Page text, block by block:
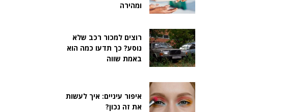
ומהירה
רוצים למכור רכב שלא
נוסע? כך תדעו כמה הוא
באמת שווה
איפור עיניים: איך לעשות
את זה נכון?